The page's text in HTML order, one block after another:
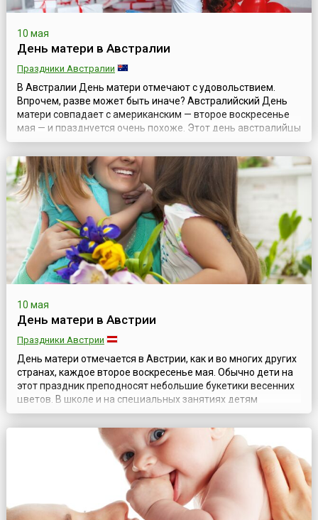
10 мая
День матери в Австралии
Праздники Австралии
В Австралии День матери отмечают с удовольствием.
Впрочем, разве может быть иначе? Австралийский День
матери совпадает с американским — второе воскресенье
мая — и празднуется очень похоже. Этот день австралийцы
используют для того, чтобы выразить искреннюю
благодарность и признательность своим матерям.
Взрослые дарят серьезные подарки, малыши — цветы и
открытки.Как и в США, в Австралии при...
10 мая
День матери в Австрии
Праздники Австрии
День матери отмечается в Австрии, как и во многих других
странах, каждое второе воскресенье мая. Обычно дети на
этот праздник преподносят небольшие букетики весенних
цветов. В школе и на специальных занятиях детям
помогают учить стихи и мастерить подарки. Этому
празднику посвящаются многочисленные
развлекательные мероприятия, кондитеры выпекают
специальные торты, а в меню ресторанов появля...